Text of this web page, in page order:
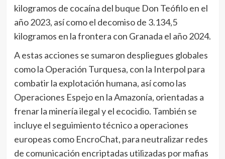
kilogramos de cocaína del buque Don Teófilo en el
año 2023, así como el decomiso de 3.134,5
kilogramos en la frontera con Granada el año 2024.
A estas acciones se sumaron despliegues globales
como la Operación Turquesa, con la Interpol para
combatir la explotación humana, así como las
Operaciones Espejo en la Amazonía, orientadas a
frenar la minería ilegal y el ecocidio. También se
incluye el seguimiento técnico a operaciones
europeas como EncroChat, para neutralizar redes
de comunicación encriptadas utilizadas por mafias